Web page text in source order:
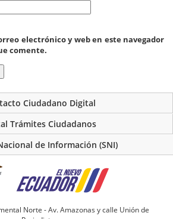
electrónico y web en este navegador
comente.
Ciudadano Digital
Trámites Ciudadanos
de Información (SNI)
Norte - Av. Amazonas y calle Unión de